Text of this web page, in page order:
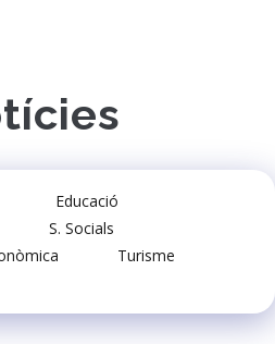
Educació
S. Socials
Turisme